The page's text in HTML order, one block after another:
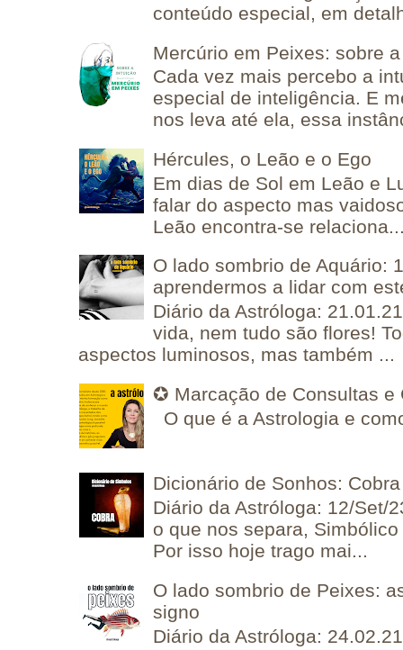
conteúdo especial, em
Mercúrio em Peixes: sobre
Cada vez mais percebo a
especial de inteligência. E
nos leva até ela, essa
Hércules, o Leão e o Ego
Em dias de Sol em Leão e
falar do aspecto mas
Leão encontra-se
O lado sombrio de Aquário:
aprendermos a lidar com
Diário da Astróloga:
vida, nem tudo são flores!
aspectos luminosos, mas também ...
✪ Marcação de Consultas e
O que é a Astrologia e
Dicionário de Sonhos: Cobra
Diário da Astróloga: 12/Set/
o que nos separa,
Por isso hoje trago mai...
O lado sombrio de Peixes:
signo
Diário da Astróloga: